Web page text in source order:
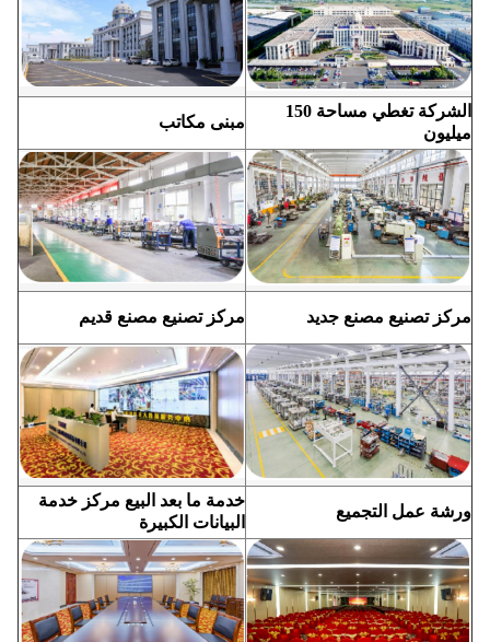
الشركة تغطي مساحة 150
ميليون
مبنى مكاتب
مركز تصنيع مصنع جديد مركز تصنيع مصنع قديم
ورشة عمل التجميع
خدمة ما بعد البيع مركز خدمة
البيانات الكبيرة